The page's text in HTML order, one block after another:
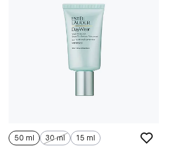
50 ml 30 ml 15 ml